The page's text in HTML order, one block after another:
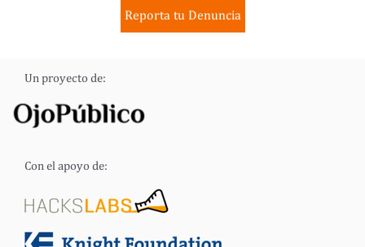
Reporta tu Denuncia
Un proyecto de:
Con el apoyo de: